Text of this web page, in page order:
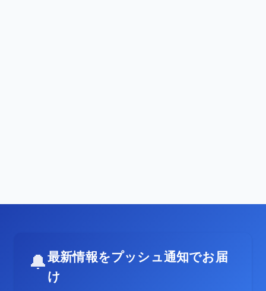
🔔最新情報をプッシュ通知でお届
け